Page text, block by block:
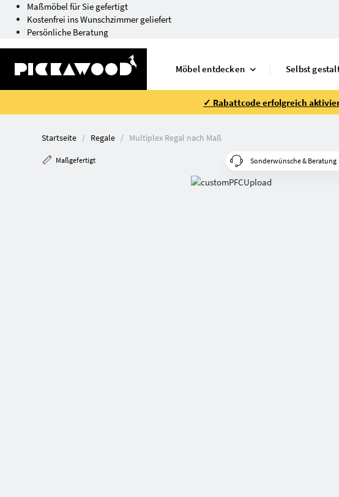
Maßmöbel für Sie gefertigt
Kostenfrei ins Wunschzimmer geliefert
Persönliche Beratung
Möbel entdecken Selbst
✓ Rabattcode erfolgreich
Startseite Regale Multiplex Regal nach Maß
Maßgefertigt Sonderwünsche & Beratung